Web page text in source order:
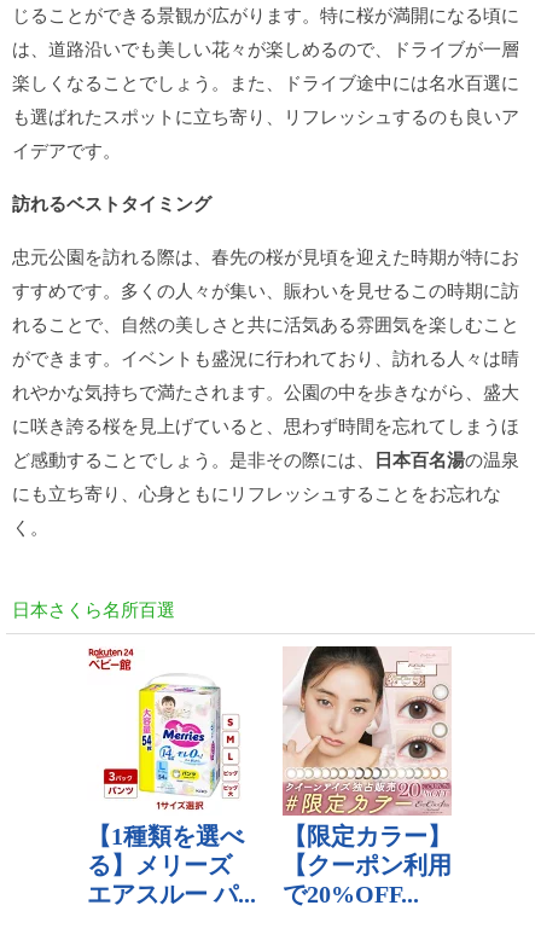
じることができる景観が広がります。特に桜が満開になる頃に
は、道路沿いでも美しい花々が楽しめるので、ドライブが一層
楽しくなることでしょう。また、ドライブ途中には名水百選に
も選ばれたスポットに立ち寄り、リフレッシュするのも良いア
イデアです。
訪れるベストタイミング
忠元公園を訪れる際は、春先の桜が見頃を迎えた時期が特にお
すすめです。多くの人々が集い、賑わいを見せるこの時期に訪
れることで、自然の美しさと共に活気ある雰囲気を楽しむこと
ができます。イベントも盛況に行われており、訪れる人々は晴
れやかな気持ちで満たされます。公園の中を歩きながら、盛大
に咲き誇る桜を見上げていると、思わず時間を忘れてしまうほ
ど感動することでしょう。是非その際には、 日本百名湯の温泉
にも立ち寄り、心身ともにリフレッシュすることをお忘れな
く。
日本さくら名所百選